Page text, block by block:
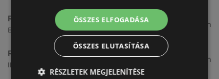
Reál
Besenyő u. 16., 9400 Sopron
3,32 km
Reál
Ibolya út 15., 9400 Sopron
3,41 km
ÖSSZES ELFOGADÁSA
ÖSSZES ELUTASÍTÁSA
RÉSZLETEK MEGJELENÍTÉSE